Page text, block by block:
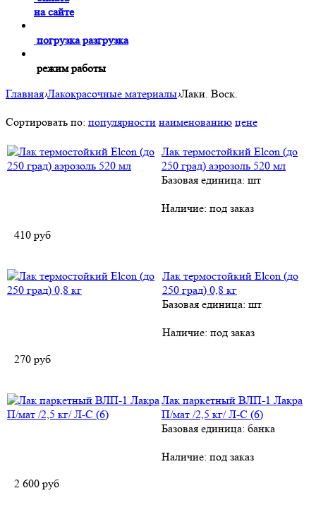
на сайте
погрузка разгрузка
режим работы
Главная›Лакокрасочные материалы›Лаки. Воск.
Сортировать по: популярности наименованию цене
Лак термостойкий Elcon (до
250 град) аэрозоль 520 мл
Базовая единица: шт
Наличие: под заказ
410 руб
Лак термостойкий Elcon (до
250 град) 0,8 кг
Базовая единица: шт
Наличие: под заказ
270 руб
Лак паркетный ВЛП-1 Лакра
П/мат /2,5 кг/ Л-С (6)
Базовая единица: банка
Наличие: под заказ
2 600 руб